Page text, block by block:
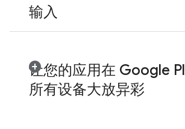
输入
让您的应用在 Google
所有设备大放异彩